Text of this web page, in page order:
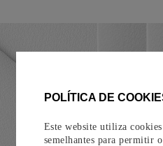
POLÍTICA DE
Este website utiliza
semelhantes para permitir